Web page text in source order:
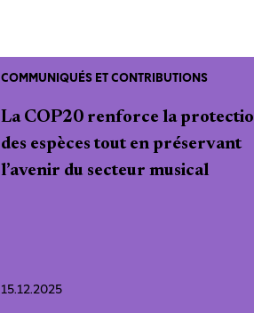
COMMUNIQUÉS ET CONTRIBUTIONS
La COP20 renforce la
des espèces tout en préservant
l’avenir du secteur musical
15.12.2025